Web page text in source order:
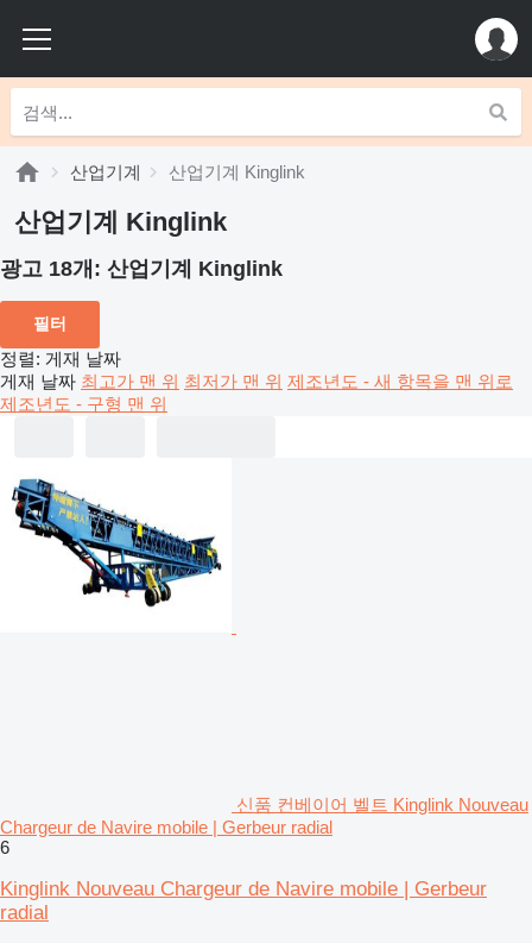
산업기계 산업기계 Kinglink
산업기계 Kinglink
광고 18개: 산업기계 Kinglink
필터
정렬: 게재 날짜
게재 날짜 최고가 맨 위 최저가 맨 위 제조년도 - 새 항목을 맨 위로
제조년도 - 구형 맨 위
신품 컨베이어 벨트 Kinglink Nouveau
Chargeur de Navire mobile | Gerbeur radial
6
Kinglink Nouveau Chargeur de Navire mobile | Gerbeur
radial